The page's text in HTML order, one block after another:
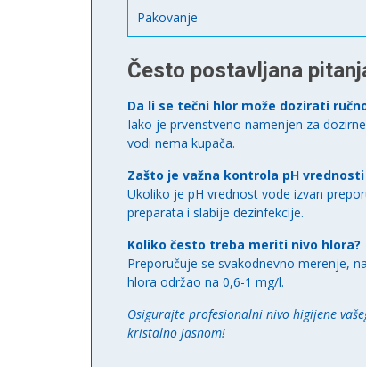
Pakovanje
Često postavljana
Da li se tečni hlor može dozirati
Iako je prvenstveno namenjen za
vodi nema kupača.
Zašto je važna kontrola pH
Ukoliko je pH vrednost vode izvan
preparata i slabije dezinfekcije.
Koliko često treba meriti nivo hlora?
Preporučuje se svakodnevno merenje,
hlora održao na 0,6-1 mg/l.
Osigurajte profesionalni nivo higijene
kristalno jasnom!